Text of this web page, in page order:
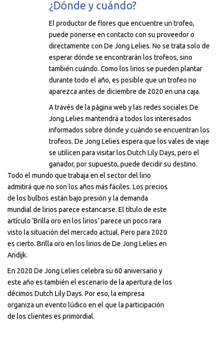
¿Dónde y cuándo?
El productor de flores que encuentre un trofeo,
puede ponerse en contacto con su proveedor o
directamente con De Jong Lelies. No se trata solo de
esperar dónde se encontrarán los trofeos, sino
también cuándo. Como los lirios se pueden plantar
durante todo el año, es posible que un trofeo no
aparezca antes de diciembre de 2020 en una caja.
A través de la página web y las redes sociales De
Jong Lelies mantendrá a todos los interesados
informados sobre dónde y cuándo se encuentran los
trofeos. De Jong Lelies espera que los vales de viaje
se utilicen para visitar los Dutch Lily Days, pero el
ganador, por supuesto, puede decidir su destino.
Todo el mundo que trabaja en el sector del lirio
admitirá que no son los años más fáciles. Los precios
de los bulbos están bajo presión y la demanda
mundial de lirios parece estancarse. El título de este
artículo ‘Brilla oro en los lirios’ parece un poco rara
visto la situación del mercado actual. Pero para 2020
es cierto. Brilla oro en los lirios de De Jong Lelies en
Andijk.
En 2020 De Jong Lelies celebra su 60 aniversario y
este año es también el escenario de la apertura de los
décimos Dutch Lily Days. Por eso, la empresa
organiza un evento lúdico en el que la participación
de los clientes es primordial.